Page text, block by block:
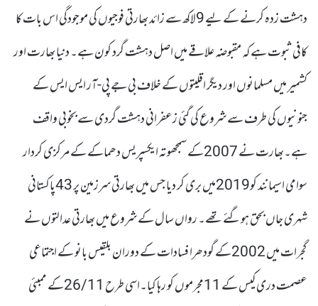
دہشت زدہ کرنے کے لیے 9لاکھ سے زائد بھارتی فوجیوں کی موجودگی اس بات کا
کافی ثبوت ہے کہ مقبوضہ علاقے میں اصل دہشت گرد کون ہے۔ دنیا بھارت اور
کشمیر میں مسلمانوں اور دیگر اقلیتوں کے خلاف بی جے پی-آر ایس ایس کے
جنونیوں کی طرف سے شروع کی گئی زعفرانی دہشت گردی سے بخوبی واقف
ہے۔بھارت نے 2007کے سمجھوتہ ایکسپریس دھماکے کے مرکزی کردار
سوامی اسیمانند کو2019میں بری کر دیا جس میں بھارتی سرزمین پر 43پاکستانی
شہری جاں بحق ہوگئے تھے۔ رواں سال کے شروع میں بھارتی عدالتوں نے
گجرات میں 2002کے گودھرا فسادات کے دوران بلقیس بانو کے اجتماعی
عصمت دری کیس کے 11مجرموں کو رہا کیا۔اسی طرح 26/11کے ممبئی